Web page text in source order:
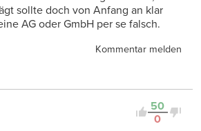
sollte doch von Anfang an klar
AG oder GmbH per se falsch.
Kommentar melden
50
0